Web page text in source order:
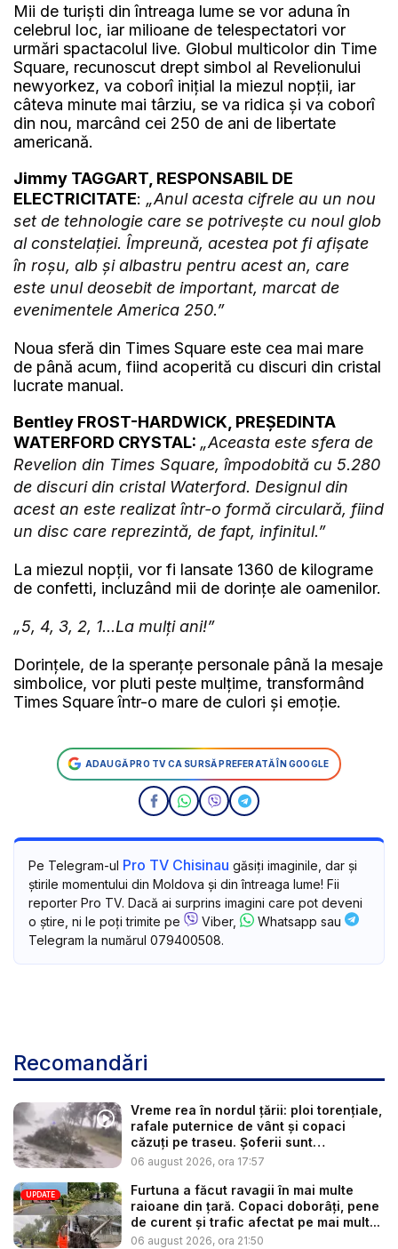
Mii de turiști din întreaga lume se vor aduna în
celebrul loc, iar milioane de telespectatori vor
urmări spactacolul live. Globul multicolor din Time
Square, recunoscut drept simbol al Revelionului
newyorkez, va coborî inițial la miezul nopții, iar
câteva minute mai târziu, se va ridica și va coborî
din nou, marcând cei 250 de ani de libertate
americană.
Jimmy TAGGART, RESPONSABIL DE
ELECTRICITATE: „Anul acesta cifrele au un nou
set de tehnologie care se potrivește cu noul glob
al constelației. Împreună, acestea pot fi afișate
în roșu, alb și albastru pentru acest an, care
este unul deosebit de important, marcat de
evenimentele America 250.”
Noua sferă din Times Square este cea mai mare
de până acum, fiind acoperită cu discuri din cristal
lucrate manual.
Bentley FROST-HARDWICK, PREȘEDINTA
WATERFORD CRYSTAL: „Aceasta este sfera de
Revelion din Times Square, împodobită cu 5.280
de discuri din cristal Waterford. Designul din
acest an este realizat într-o formă circulară, fiind
un disc care reprezintă, de fapt, infinitul.”
La miezul nopții, vor fi lansate 1360 de kilograme
de confetti, incluzând mii de dorințe ale oamenilor.
„5, 4, 3, 2, 1...La mulți ani!”
Dorințele, de la speranțe personale până la mesaje
simbolice, vor pluti peste mulțime, transformând
Times Square într-o mare de culori și emoție.
ADAUGĂ PRO TV CA SURSĂ PREFERATĂ ÎN GOOGLE
Pe Telegram-ul Pro TV Chisinau găsiți imaginile, dar și
știrile momentului din Moldova și din întreaga lume! Fii
reporter Pro TV. Dacă ai surprins imagini care pot deveni
o știre, ni le poți trimite pe
Viber,
Whatsapp sau
Telegram la numărul 079400508.
Recomandări
Vreme rea în nordul țării: ploi torențiale,
rafale puternice de vânt și copaci
căzuți pe traseu. Șoferii sunt
îndemnaț...
06 august 2026, ora 17:57
UPDATE
Furtuna a făcut ravagii în mai multe
raioane din țară. Copaci doborâți, pene
de curent și trafic afectat pe mai mult...
06 august 2026, ora 21:50